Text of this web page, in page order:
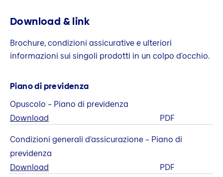
Download & link
Brochure, condizioni assicurative e ulteriori
informazioni sui singoli prodotti in un colpo d'occhio.
Piano di previdenza
Opuscolo – Piano di previdenza
Download
PDF
Condizioni generali d'assicurazione – Piano di
previdenza
Download
PDF